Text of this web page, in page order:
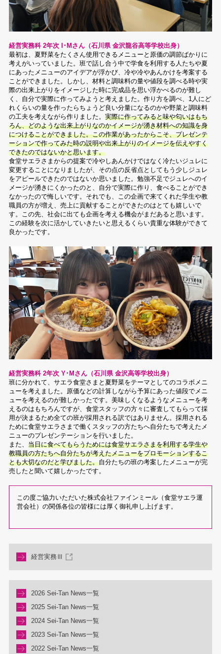
経営実務科 2年次 I･Mさん（石川県 金沢龍谷高等学校出身）
最初は、夏野菜をたくさん使用できるメニューと原価の調節ばかりに
考えがいっていました。班で話し合う中で学食を利用する人たちや夏
にあったメニューのアイデアが浮かび、冷や冷やあんかけを考案する
ことができました。しかし、材料と調味料の量や値段を調べる時や実
際の出来上がりをイメージした時に完成品を思い浮かべるのが難し
く、自分で実際に作ってみようと考えました。作り方を調べ、1人にど
れくらいの量を作ったらちょうど良い分量になるのかや野菜と調味料
の工夫を考えながら作りました。 実際に作ってみると味や匂いはもち
ろん、どのような出来上がりなのかイメージが湧き材料への知識を身
につけることができました。この作業があったからこそ、プレゼンテ
ーションで作ってみた時の説明や出来上がりのイメージを伝えやすく
できたのではないかと思います。
食堂サエラさまからの提案で冷やしあんかけではなく冷たいジュレに
変更することになりましたが、その点の反省点としてもう少しジュレ
をアピールできたのではないか思いました。勉強不足でジュレへのイ
メージが湧きにくかったのと、自分で実際に作り、食べることができ
なかったので悔しいです。それでも、この企画で来てくれた学生や教
職員の方が増え、売上に貢献することができたのはとても嬉しいで
す。この先、社会に出ても企画を考える機会がまだあると思います。
この経験を次に活かしていきたいと思えるくらい貴重な体験ができて
良かったです。
経営実務科 2年次 Y･Mさん（石川県 金沢高等学校出身）
班に分かれて、サエラ食堂さまと夏野菜をテーマとしてのコラボメニ
ューを考えました。原価などの計算しながら予算にあった値段でメニ
ューを考えるのが難しかったです。美味しくなるようなメニューを考
えるのはもちろんですが、食堂スタッフの方々に審査してもらって採
用が決まるため全ての班が採用される訳ではありません。採用される
ために食堂サエラさまで働くスタッフの方たちへ自分たちで考えたメ
ニューのプレゼンテーションを行いました。
また、 当日に食べてもらうためには食堂サエラさまを利用する学生や
教職員の方たちへ自分たちが考えたメニューをプロモーションするこ
とも大切なのだと学びました。自分たちの班の考案したメニューが完
売したと聞いて嬉しかったです。
この度ご協力いただいた株式会社ファインミール（食堂サエラ運
営会社）の関係各位の皆様には厚く御礼申し上げます。
経営実務Ⅲ
2026 Sei-Tan News一覧
2025 Sei-Tan News一覧
2024 Sei-Tan News一覧
2023 Sei-Tan News一覧
2022 Sei-Tan News一覧